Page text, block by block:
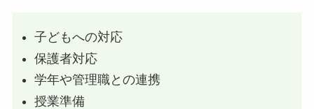
子どもへの対応
保護者対応
学年や管理職との連携
授業準備